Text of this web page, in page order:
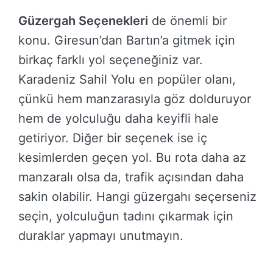
Güzergah Seçenekleri de önemli bir
konu. Giresun’dan Bartın’a gitmek için
birkaç farklı yol seçeneğiniz var.
Karadeniz Sahil Yolu en popüler olanı,
çünkü hem manzarasıyla göz dolduruyor
hem de yolculuğu daha keyifli hale
getiriyor. Diğer bir seçenek ise iç
kesimlerden geçen yol. Bu rota daha az
manzaralı olsa da, trafik açısından daha
sakin olabilir. Hangi güzergahı seçerseniz
seçin, yolculuğun tadını çıkarmak için
duraklar yapmayı unutmayın.